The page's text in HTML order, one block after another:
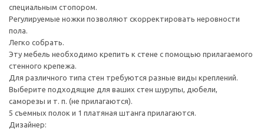
специальным стопором.
Регулируемые ножки позволяют скорректировать неровности
пола.
Легко собрать.
Эту мебель необходимо крепить к стене с помощью прилагаемого
стенного крепежа.
Для различного типа стен требуются разные виды креплений.
Выберите подходящие для ваших стен шурупы, дюбели,
саморезы и т. п. (не прилагаются).
5 съемных полок и 1 платяная штанга прилагаются.
Дизайнер: